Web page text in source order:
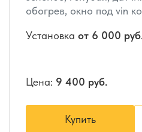
обогрев, окно под vin
Установка от 6 000
Цена: 9 400 руб.
Купить